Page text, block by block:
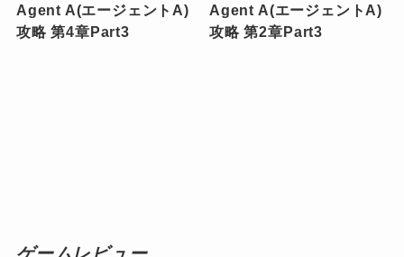
Agent A(エージェントA)
攻略 第4章Part3
Agent A(エージェントA)
攻略 第2章Part3